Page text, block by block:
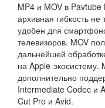
MP4 и MOV в
архивная гибкость
удобен для
телевизоров. MOV
дальнейшей
на Apple-экосистему.
дополнительно
Intermediate Codec и
Cut Pro и Avid.